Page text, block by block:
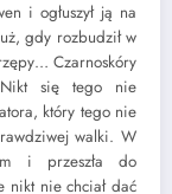
i ogłuszył ją na
gdy rozbudził w
Czarnoskóry
Nikt się tego nie
który tego nie
walki. W
i przeszła do
nikt nie chciał dać